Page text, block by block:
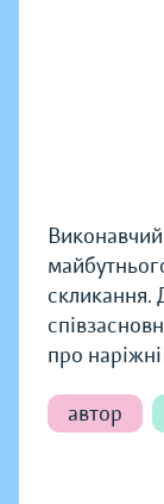
Виконавчий
скликання.
про
автор